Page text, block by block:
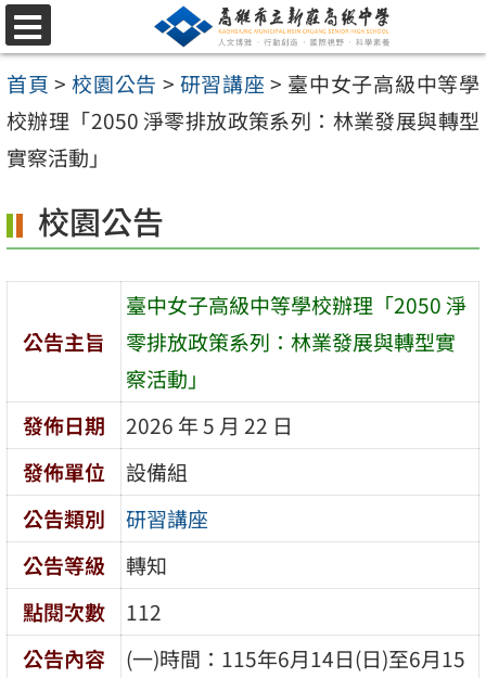
跳
至
主
要
內
區
選
單
首頁 > 校園公告 > 研習講座 > 臺中女子高級中等學
校辦理「2050 淨零排放政策系列：林業發展與轉型
實察活動」
校園公告
公告主旨
臺中女子高級中等學校辦理「2050 淨
零排放政策系列：林業發展與轉型實
察活動」
發佈日期
2026 年 5 月 22 日
發佈單位
設備組
公告類別
研習講座
公告等級
轉知
點閱次數
112
公告內容
(一)時間：115年6月14日(日)至6月15